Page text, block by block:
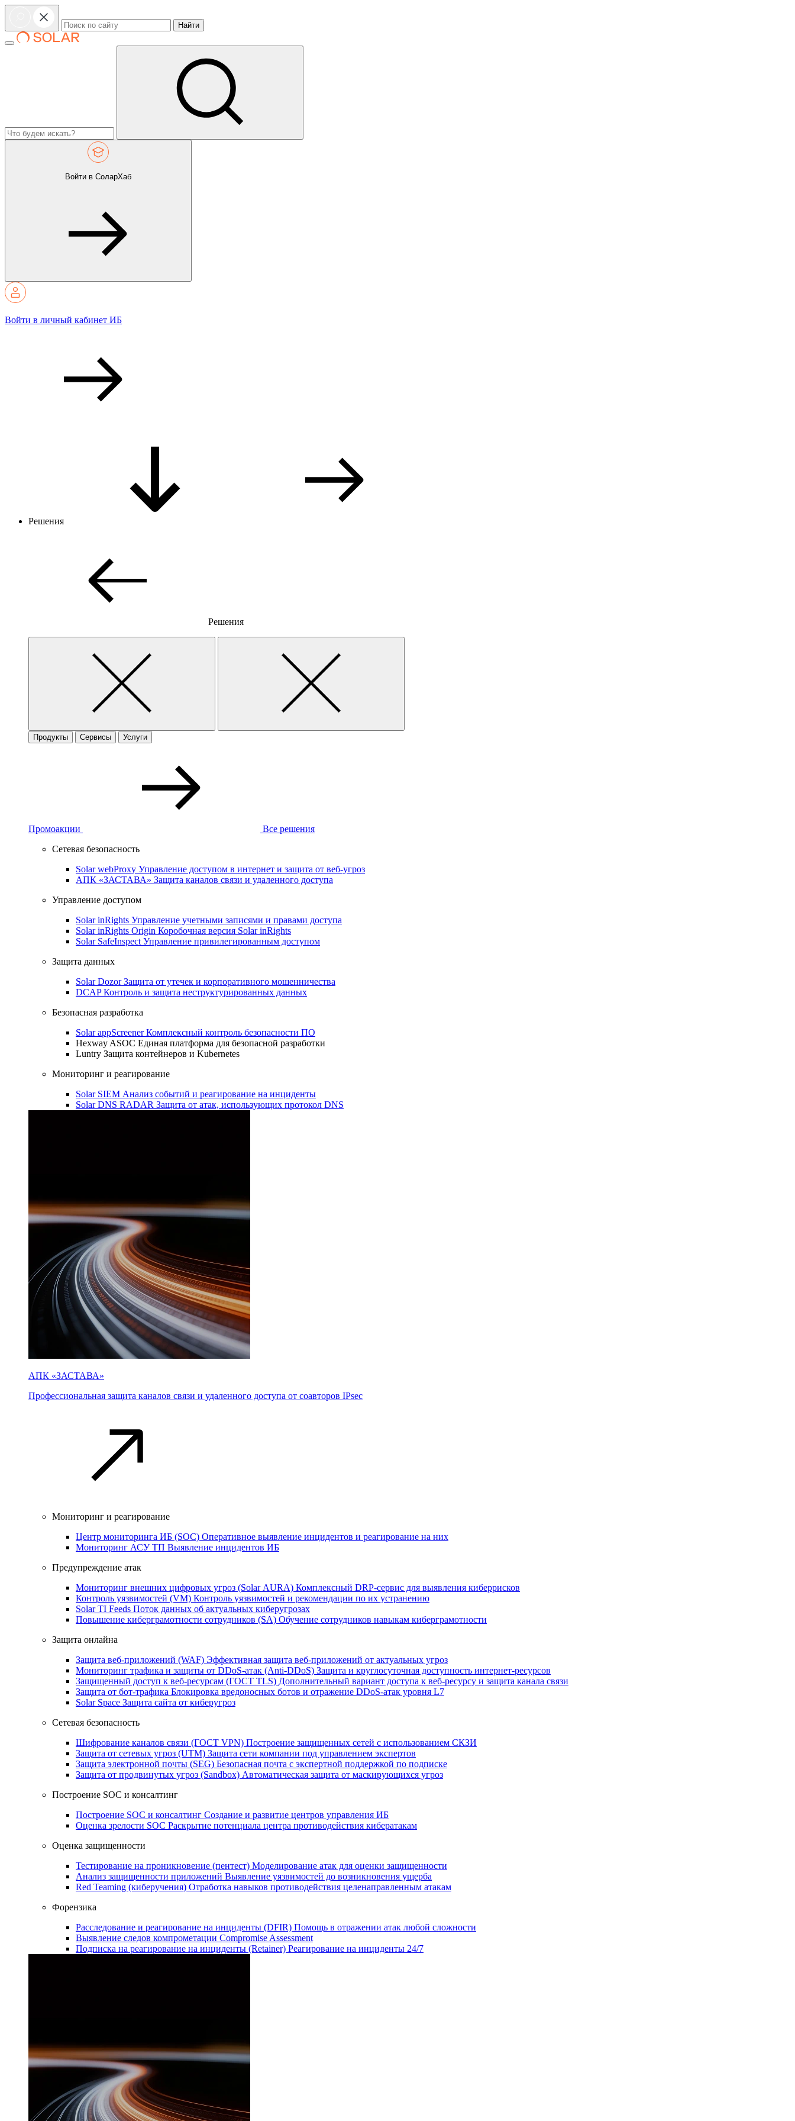
Найти
Войти в СоларХаб
Войти в личный кабинет ИБ
Решения
Решения
Продукты Сервисы Услуги
Промоакции
Все решения
Сетевая безопасность
Solar webProxy Управление доступом в интернет и защита от веб-угроз
АПК «ЗАСТАВА» Защита каналов связи и удаленного доступа
Управление доступом
Solar inRights Управление учетными записями и правами доступа
Solar inRights Origin Коробочная версия Solar inRights
Solar SafeInspect Управление привилегированным доступом
Защита данных
Solar DozorЗащита от утечек и корпоративного мошенничества
DCAPКонтроль и защита неструктурированных данных
Безопасная разработка
Solar appScreenerКомплексный контроль безопасности ПО
Hexway ASOC Единая платформа для безопасной разработки
Luntry Защита контейнеров и Kubernetes
Мониторинг и реагирование
Solar SIEM Анализ событий и реагирование на инциденты
Solar DNS RADAR Защита от атак, использующих протокол DNS
АПК «ЗАСТАВА»
Профессиональная защита каналов связи и удаленного доступа от соавторов IPsec
Мониторинг и реагирование
Центр мониторинга ИБ (SOC) Оперативное выявление инцидентов и реагирование на них
Мониторинг АСУ ТП Выявление инцидентов ИБ
Предупреждение атак
Мониторинг внешних цифровых угроз (Solar AURA) Комплексный DRP-сервис для выявления киберрисков
Контроль уязвимостей (VM) Контроль уязвимостей и рекомендации по их устранению
Solar TI Feeds Поток данных об актуальных киберугрозах
Повышение киберграмотности сотрудников (SA) Обучение сотрудников навыкам киберграмотности
Защита онлайна
Защита веб-приложений (WAF) Эффективная защита веб-приложений от актуальных угроз
Мониторинг трафика и защиты от DDoS‑атак (Anti‑DDoS) Защита и круглосуточная доступность интернет-ресурсов
Защищенный доступ к веб-ресурсам (ГОСТ TLS) Дополнительный вариант доступа к веб‑ресурсу и защита канала связи
Защита от бот‑трафика Блокировка вредоносных ботов и отражение DDoS‑атак уровня L7
Solar Space Защита сайта от киберугроз
Сетевая безопасность
Шифрование каналов связи (ГОСТ VPN) Построение защищенных сетей с использованием СКЗИ
Защита от сетевых угроз (UTM) Защита сети компании под управлением экспертов
Защита электронной почты (SEG) Безопасная почта с экспертной поддержкой по подписке
Защита от продвинутых угроз (Sandbox) Автоматическая защита от маскирующихся угроз
Построение SOC и консалтинг
Построение SOC и консалтинг Создание и развитие центров управления ИБ
Оценка зрелости SOC Раскрытие потенциала центра противодействия кибератакам
Оценка защищенности
Тестирование на проникновение (пентест) Моделирование атак для оценки защищенности
Анализ защищенности приложений Выявление уязвимостей до возникновения ущерба
Red Teaming (киберучения) Отработка навыков противодействия целенаправленным атакам
Форензика
Расследование и реагирование на инциденты (DFIR) Помощь в отражении атак любой сложности
Выявление следов компрометации Compromise Assessment
Подписка на реагирование на инциденты (Retainer) Реагирование на инциденты 24/7